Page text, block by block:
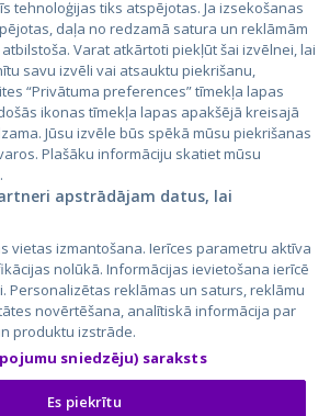
Kainos.lt
Paslaugos.lt
auto24.ee
KV.ee
Osta.ee
KuldneBörs.ee
tehnoloģijas tiks atspējotas. Ja izsekošanas
daļa no redzamā satura un reklāmām
Varat atkārtoti piekļūt šai izvēlnei, lai
savu izvēli vai atsauktu piekrišanu,
“Privātuma preferences” tīmekļa lapas
ikonas tīmekļa lapas apakšējā kreisajā
Jūsu izvēle būs spēkā mūsu piekrišanas
Plašāku informāciju skatiet mūsu
apstrādājam datus, lai
vietas izmantošana. Ierīces parametru aktīva
nolūkā. Informācijas ievietošana ierīcē
Personalizētas reklāmas un saturs, reklāmu
novērtēšana, analītiskā informācija par
produktu izstrāde.
sniedzēju) saraksts
Es piekrītu